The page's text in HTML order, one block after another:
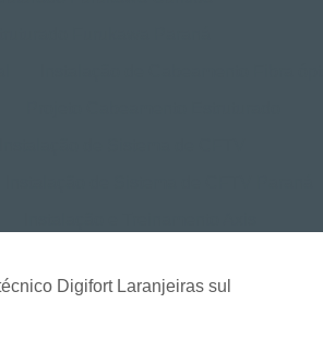
BVMS
Licenças Instalação Digifort
Digifort Laranjeiras sul